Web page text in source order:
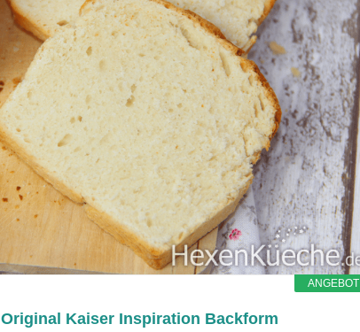
ANGEBOT
Original Kaiser Inspiration Backform